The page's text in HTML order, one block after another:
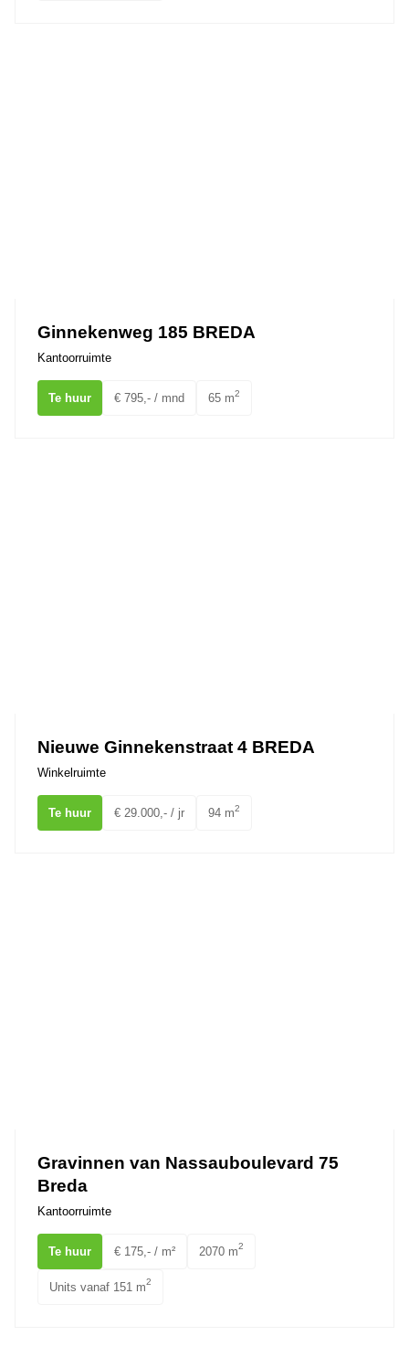
Ginnekenweg 185 BREDA
Kantoorruimte
Te huur € 795,- / mnd 65 m2
Nieuwe Ginnekenstraat 4 BREDA
Winkelruimte
Te huur € 29.000,- / jr 94 m2
Gravinnen van Nassauboulevard 75
Breda
Kantoorruimte
Te huur € 175,- / m² 2070 m2
Units vanaf 151 m2